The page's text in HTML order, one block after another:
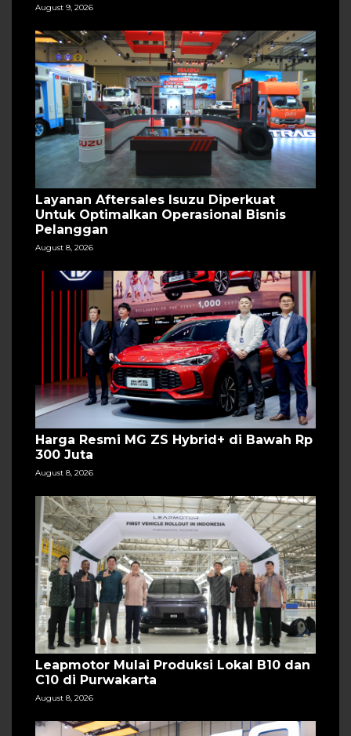
August 9, 2026
Layanan Aftersales Isuzu Diperkuat
Untuk Optimalkan Operasional Bisnis
Pelanggan
August 8, 2026
Harga Resmi MG ZS Hybrid+ di Bawah Rp
300 Juta
August 8, 2026
Leapmotor Mulai Produksi Lokal B10 dan
C10 di Purwakarta
August 8, 2026